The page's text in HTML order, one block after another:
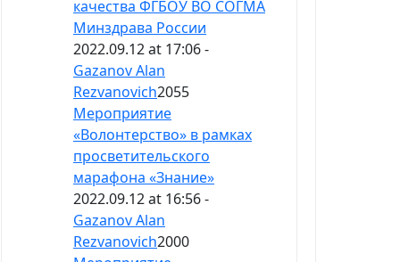
качества ФГБОУ ВО СОГМА
Минздрава России
2022.09.12 at 17:06 -
Gazanov Alan
Rezvanovich2055
Мероприятие
«Волонтерство» в рамках
просветительского
марафона «Знание»
2022.09.12 at 16:56 -
Gazanov Alan
Rezvanovich2000